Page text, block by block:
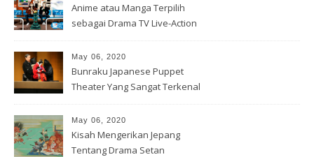
Anime atau Manga Terpilih
sebagai Drama TV Live-Action
May 06, 2020
Bunraku Japanese Puppet
Theater Yang Sangat Terkenal
May 06, 2020
Kisah Mengerikan Jepang
Tentang Drama Setan